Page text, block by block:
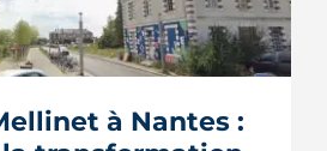
à Nantes :